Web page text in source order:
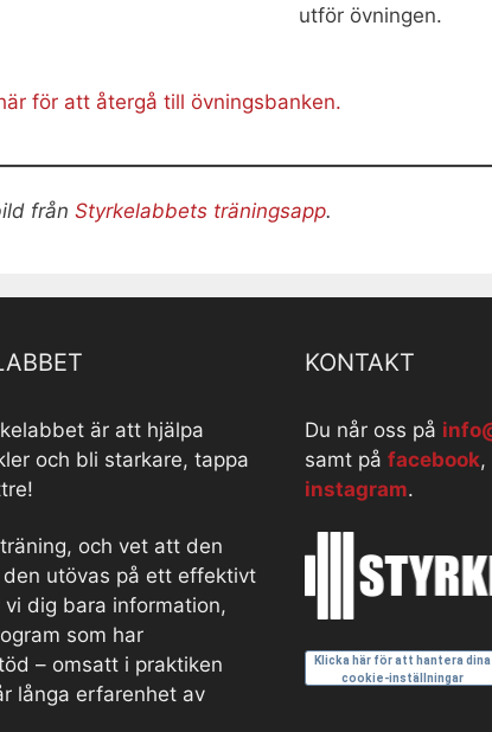
utför övningen.
för att återgå till övningsbanken.
från Styrkelabbets träningsapp.
är att hjälpa
och bli starkare, tappa
och vet att den
utövas på ett effektivt
dig bara information,
som har
– omsatt i praktiken
långa erfarenhet av
KONTAKT
Du når oss på
samt på facebook,
instagram.
Klicka här för att hantera dina
cookie-inställningar